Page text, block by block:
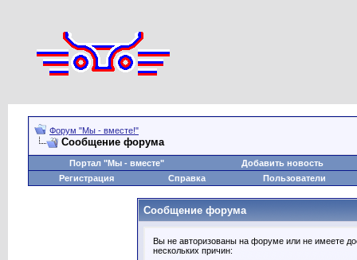
Форум "Мы - вместе!"
Сообщение форума
Портал "Мы - вместе"
Добавить новость
Регистрация
Справка Пользователи
Сообщение форума
Вы не авторизованы на форуме или не имеете
нескольких причин: